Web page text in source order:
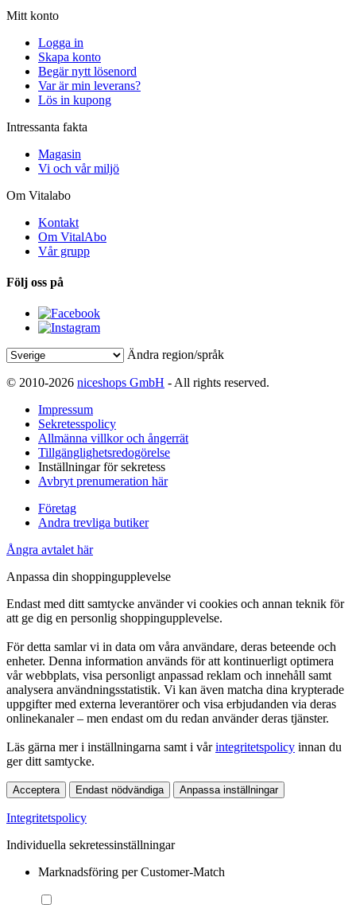
Mitt konto
Logga in
Skapa konto
Begär nytt lösenord
Var är min leverans?
Lös in kupong
Intressanta fakta
Magasin
Vi och vår miljö
Om Vitalabo
Kontakt
Om VitalAbo
Vår grupp
Följ oss på
Ändra region/språk
© 2010-2026 niceshops GmbH - All rights reserved.
Impressum
Sekretesspolicy
Allmänna villkor och ångerrät
Tillgänglighetsredogörelse
Inställningar för sekretess
Avbryt prenumeration här
Företag
Andra trevliga butiker
Ångra avtalet här
Anpassa din shoppingupplevelse
Endast med ditt samtycke använder vi cookies och annan teknik för
att ge dig en personlig shoppingupplevelse.
För detta samlar vi in data om våra användare, deras beteende och
enheter. Denna information används för att kontinuerligt optimera
vår webbplats, visa personligt anpassad reklam och innehåll samt
analysera användningsstatistik. Vi kan även matcha dina krypterade
uppgifter med externa leverantörer och visa erbjudanden via deras
onlinekanaler – men endast om du redan använder deras tjänster.
Läs gärna mer i inställningarna samt i vårintegritetspolicy innan du
ger ditt samtycke.
Acceptera Endast nödvändiga Anpassa inställningar
Integritetspolicy
Individuella sekretessinställningar
Marknadsföring per Customer-Match